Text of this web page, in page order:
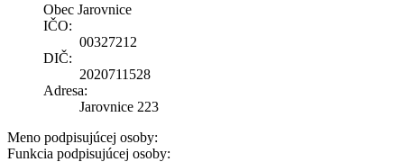
Obec Jarovnice
IČO:
00327212
DIČ:
2020711528
Adresa:
Jarovnice 223
Meno podpisujúcej osoby:
Funkcia podpisujúcej osoby: